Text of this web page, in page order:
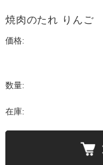
焼肉のたれ りんご
価格:
数量:
在庫: